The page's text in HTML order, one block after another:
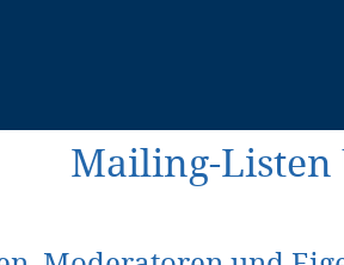
Mailing-